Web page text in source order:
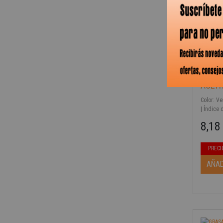
Color:
| Índice
ºC |
-40%